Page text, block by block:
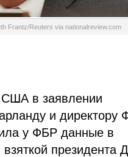
Frantz/Reuters via nationalreview.com
США в заявлении
и директору
у ФБР данные в
президента